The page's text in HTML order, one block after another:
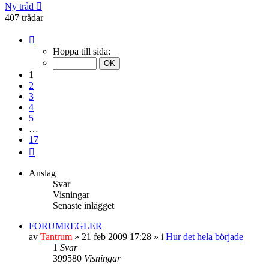
Ny tråd
407 trådar
Hoppa till sida:
1
2
3
4
5
…
17
Anslag
Svar
Visningar
Senaste inlägget
FORUMREGLER
av Tantrum » 21 feb 2009 17:28 » i Hur det hela började
1 Svar
399580 Visningar